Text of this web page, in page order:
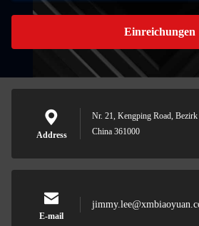
Einreichungen
Address
Nr. 21, Kengping Road,
China 361000
E-mail